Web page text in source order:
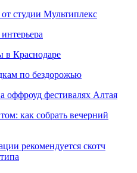
студии Мультиплекс
в Краснодаре
по бездорожью
оффроуд фестивалях Алтая
как собрать вечерний
рекомендуется скотч